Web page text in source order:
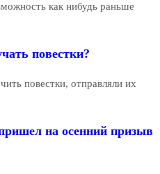
как нибудь раньше
повестки?
повестки, отправляли их
на осенний призыв